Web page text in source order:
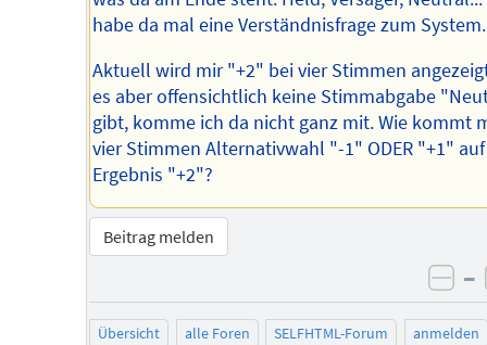
habe da mal eine Verständnisfrage zum System.
Aktuell wird mir "+2" bei vier Stimmen
es aber offensichtlich keine Stimmabgabe
gibt, komme ich da nicht ganz mit. Wie kommt
vier Stimmen Alternativwahl "-1" ODER "+1"
Ergebnis "+2"?
Beitrag melden
–
Übersicht alle Foren SELFHTML-Forum
anmelden